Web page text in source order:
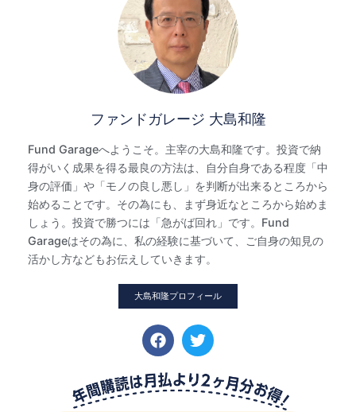
ファンドガレージ 大島和隆
Fund Garageへようこそ。主宰の大島和隆です。投資で納
得がいく成果を得る最良の方法は、自分自身である程度「中
身の評価」や「モノの良し悪し」を判断が出来るところから
始めることです。その為にも、まず身近なところから始めま
しょう。投資で勝つには「急がば回れ」です。Fund
Garageはその為に、私の経験に基づいて、ご自身の知見の
活かし方などもお伝えしていきます。
大島和隆プロフィール